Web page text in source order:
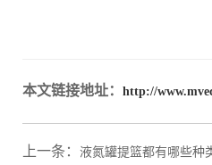
本文链接地址： http://
上一条： 液氮罐提篮都有哪些种